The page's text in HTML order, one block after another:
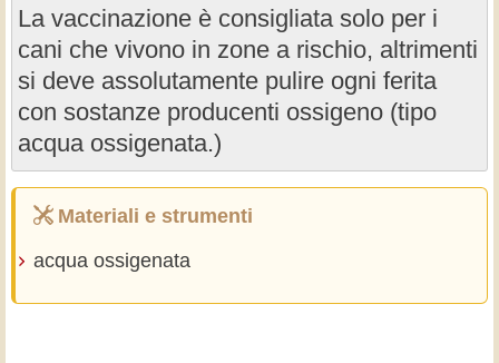
La vaccinazione è consigliata solo per i
cani che vivono in zone a rischio, altrimenti
si deve assolutamente pulire ogni ferita
con sostanze producenti ossigeno (tipo
acqua ossigenata.)
Materiali e strumenti
acqua ossigenata